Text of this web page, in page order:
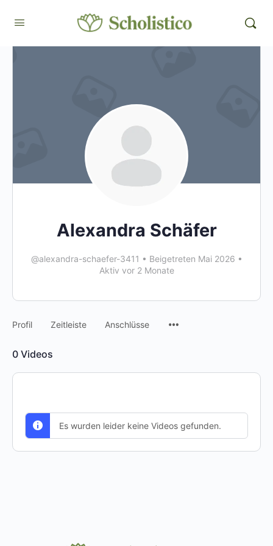
Alexandra Schäfer
@alexandra-schaefer-3411 • Beigetreten Mai 2026 •
Aktiv vor 2 Monate
Profil Zeitleiste Anschlüsse
0 Videos
Es wurden leider keine Videos gefunden.